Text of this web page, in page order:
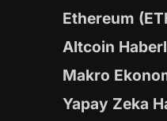
Ethereum
Altcoin
Makro
Yapay Zeka